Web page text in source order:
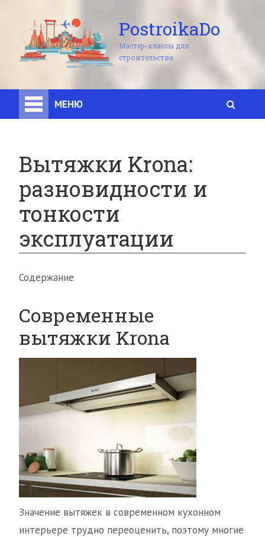
PostroikaDo
Мастер-классы для
строительства
МЕНЮ
Вытяжки Krona:
разновидности и
тонкости
эксплуатации
Содержание
Современные
вытяжки Krona
Значение вытяжек в современном кухонном
интерьере трудно переоценить, поэтому многие